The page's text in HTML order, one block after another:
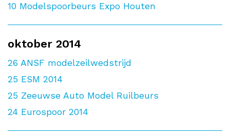
10 Modelspoorbeurs Expo Houten
oktober 2014
26 ANSF modelzeilwedstrijd
25 ESM 2014
25 Zeeuwse Auto Model Ruilbeurs
24 Eurospoor 2014